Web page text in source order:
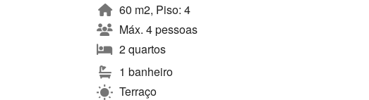
60 m2, Piso: 4
Máx. 4 pessoas
2 quartos
1 banheiro
Terraço